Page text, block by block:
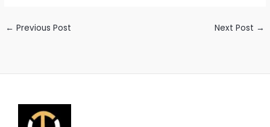
← Previous Post Next Post →